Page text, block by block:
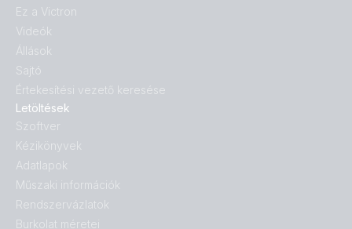
Letöltések
Szoftver
Kézikönyvek
Adatlapok
Műszaki információk
Rendszervázlatok
Burkolat méretei
Ez a Victron
Videók
Állások
Sajtó
Értekesítési vezető keresése